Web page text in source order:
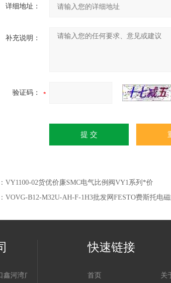
详细地址：
补充说明：
验证码：
VY1100-02货优价廉SMC电气比例阀VY1系列*价
VOVG-B12-M32U-AH-F-1H3批发网FESTO费斯托电
河湾广场
快速链接
首页 关